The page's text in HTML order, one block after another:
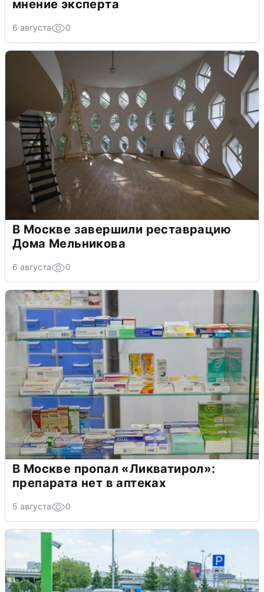
мнение эксперта
6 августа 0
В Москве завершили реставрацию
Дома Мельникова
6 августа 0
В Москве пропал «Ликватирол»:
препарата нет в аптеках
5 августа 0